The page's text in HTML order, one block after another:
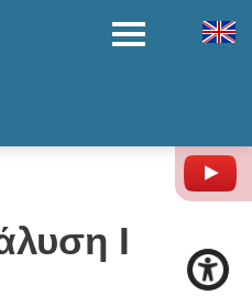
Ι